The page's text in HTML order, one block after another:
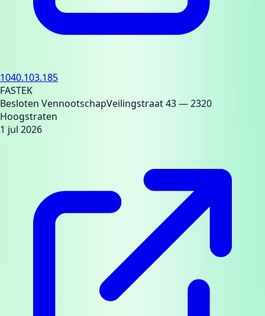
1040.103.185
FASTEK
Besloten VennootschapVeilingstraat 43— 2320
Hoogstraten
1 jul 2026